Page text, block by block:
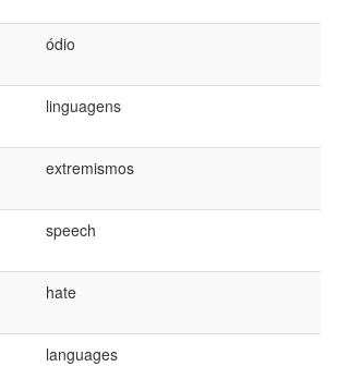
ódio
linguagens
extremismos
speech
hate
languages